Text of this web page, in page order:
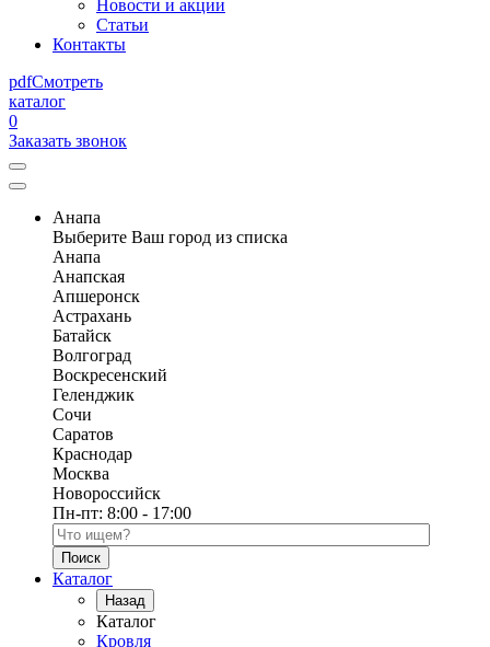
Новости и акции
Статьи
Контакты
pdfСмотреть
каталог
0
Заказать звонок
Анапа
Выберите Ваш город из списка
Анапа
Анапская
Апшеронск
Астрахань
Батайск
Волгоград
Воскресенский
Геленджик
Сочи
Саратов
Краснодар
Москва
Новороссийск
Пн-пт: 8:00 - 17:00
Поиск по каталогу
Каталог
Назад
Каталог
Кровля